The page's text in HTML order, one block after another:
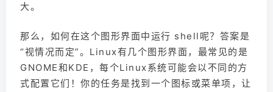
大。
那么，如何在这个图形界面中运行 shell呢？答案是
“视情况而定”。Linux有几个图形界面，最常见的是
GNOME和KDE，每个Linux系统可能会以不同的方
式配置它们！你的任务是找到一个图标或菜单项，让